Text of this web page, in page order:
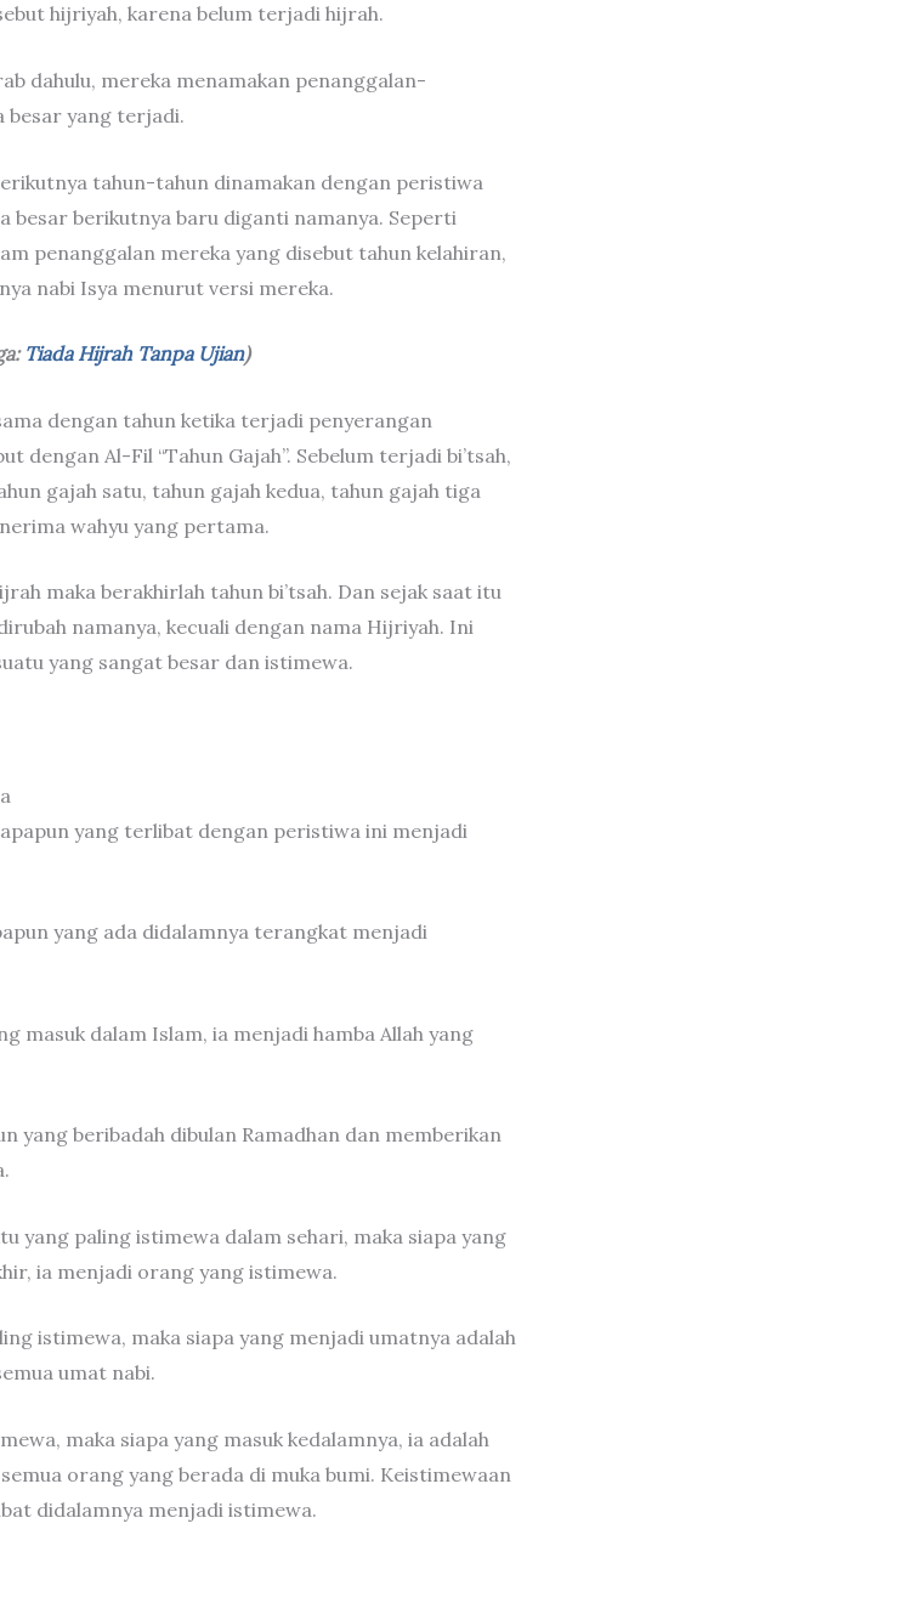
hijriyah, karena belum terjadi hijrah.
dahulu, mereka menamakan penanggalan-
besar yang terjadi.
tahun-tahun dinamakan dengan peristiwa
besar berikutnya baru diganti namanya. Seperti
penanggalan mereka yang disebut tahun kelahiran,
nabi Isya menurut versi mereka.
Tiada Hijrah Tanpa Ujian)
dengan tahun ketika terjadi penyerangan
dengan Al-Fil “Tahun Gajah”. Sebelum terjadi bi’tsah,
gajah satu, tahun gajah kedua, tahun gajah tiga
wahyu yang pertama.
maka berakhirlah tahun bi’tsah. Dan sejak saat itu
namanya, kecuali dengan nama Hijriyah. Ini
yang sangat besar dan istimewa.
yang terlibat dengan peristiwa ini menjadi
yang ada didalamnya terangkat menjadi
masuk dalam Islam, ia menjadi hamba Allah yang
yang beribadah dibulan Ramadhan dan memberikan
yang paling istimewa dalam sehari, maka siapa yang
ia menjadi orang yang istimewa.
istimewa, maka siapa yang menjadi umatnya adalah
umat nabi.
maka siapa yang masuk kedalamnya, ia adalah
orang yang berada di muka bumi. Keistimewaan
didalamnya menjadi istimewa.